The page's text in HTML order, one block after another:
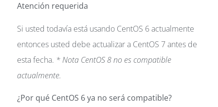
Atención requerida
Si usted todavía está usando CentOS 6 actualmente
entonces usted debe actualizar a CentOS 7 antes de
esta fecha. * Nota CentOS 8 no es compatible
actualmente.
¿Por qué CentOS 6 ya no será compatible?